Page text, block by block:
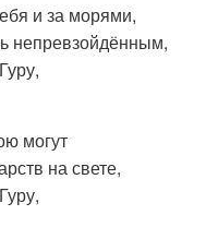
и за морями,
непревзойдённым,
могут
на свете,